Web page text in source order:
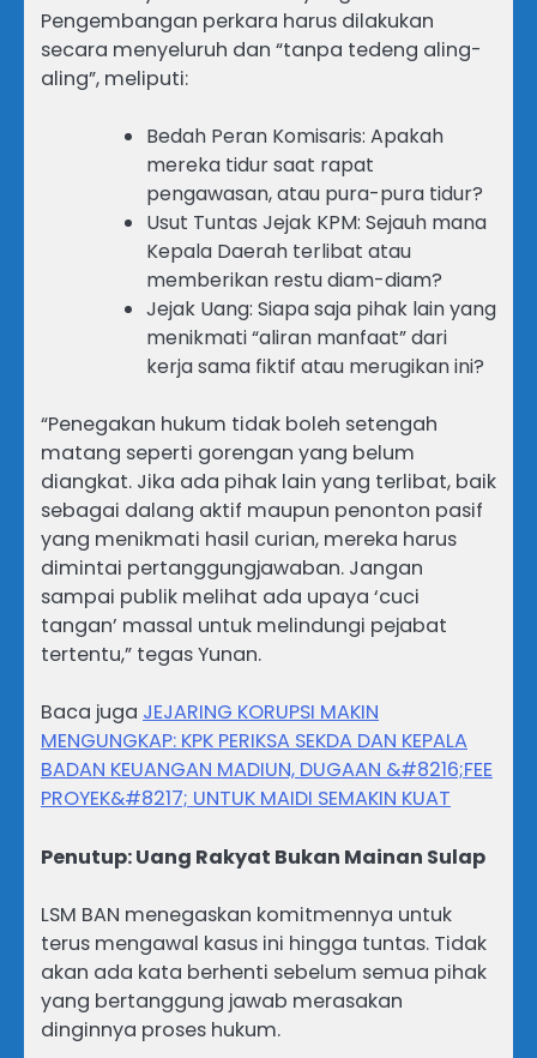
Pengembangan perkara harus dilakukan
secara menyeluruh dan “tanpa tedeng aling-
aling”, meliputi:
Bedah Peran Komisaris: Apakah
mereka tidur saat rapat
pengawasan, atau pura-pura tidur?
Usut Tuntas Jejak KPM: Sejauh mana
Kepala Daerah terlibat atau
memberikan restu diam-diam?
Jejak Uang: Siapa saja pihak lain yang
menikmati “aliran manfaat” dari
kerja sama fiktif atau merugikan ini?
“Penegakan hukum tidak boleh setengah
matang seperti gorengan yang belum
diangkat. Jika ada pihak lain yang terlibat, baik
sebagai dalang aktif maupun penonton pasif
yang menikmati hasil curian, mereka harus
dimintai pertanggungjawaban. Jangan
sampai publik melihat ada upaya ‘cuci
tangan’ massal untuk melindungi pejabat
tertentu,” tegas Yunan.
Baca juga JEJARING KORUPSI MAKIN
MENGUNGKAP: KPK PERIKSA SEKDA DAN KEPALA
BADAN KEUANGAN MADIUN, DUGAAN &#8216;FEE
PROYEK&#8217; UNTUK MAIDI SEMAKIN KUAT
Penutup: Uang Rakyat Bukan Mainan Sulap
LSM BAN menegaskan komitmennya untuk
terus mengawal kasus ini hingga tuntas. Tidak
akan ada kata berhenti sebelum semua pihak
yang bertanggung jawab merasakan
dinginnya proses hukum.